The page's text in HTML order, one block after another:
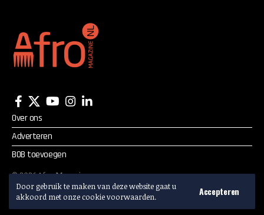
Door gebruik te maken van deze website gaat u
akkoord met onze cookie voorwaarden.
Accepteren
Over ons
Adverteren
BOB toevoegen
©2026Afro Magazine.
Alle rechten voorbehouden.
Adverteren? Mail:info@afromagazine.nl